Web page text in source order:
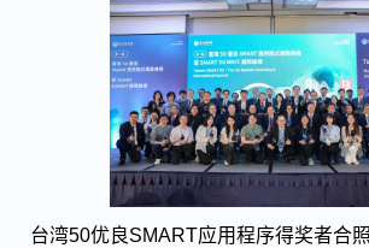
台湾50优良SMART应用程序得奖者合